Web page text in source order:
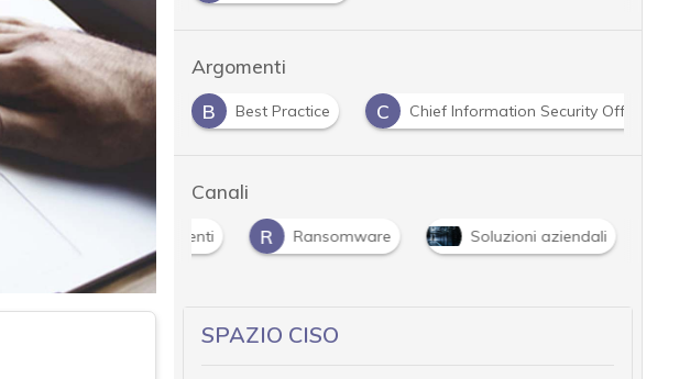
Argomenti
A
Applicazioni B Best Practice C Chief Information Security Officer
Canali
reale e gli approfondimenti R Ransomware Soluzioni aziendali
SPAZIO CISO